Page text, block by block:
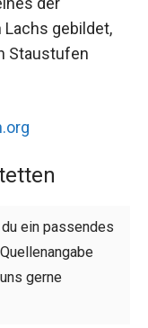
gebildet,
Staustufen
ein passendes
gerne